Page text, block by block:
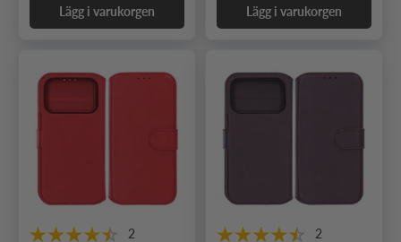
Lägg i varukorgen Lägg i varukorgen
2 2